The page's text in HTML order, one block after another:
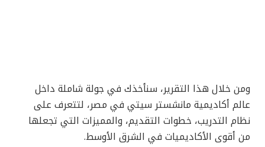
ومن خلال هذا التقرير، سنأخذك في جولة شاملة داخل
عالم أكاديمية مانشستر سيتي في مصر، لتتعرف على
نظام التدريب، خطوات التقديم، والمميزات التي تجعلها
من أقوى الأكاديميات في الشرق الأوسط.